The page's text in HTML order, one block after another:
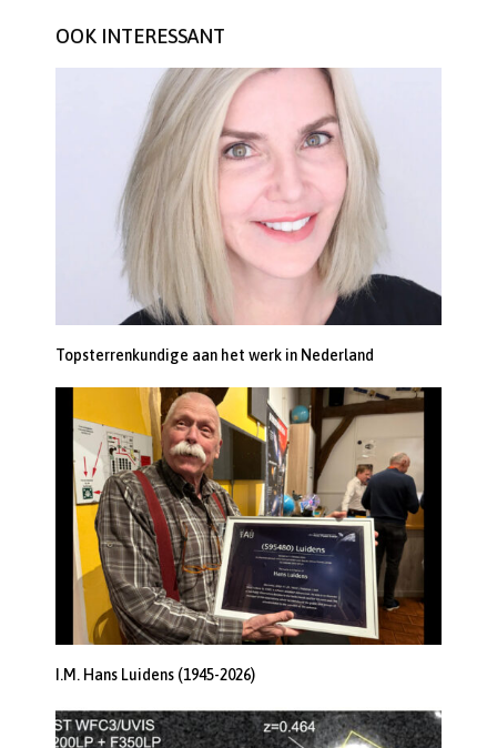
OOK INTERESSANT
Topsterrenkundige aan het werk in Nederland
I.M. Hans Luidens (1945-2026)